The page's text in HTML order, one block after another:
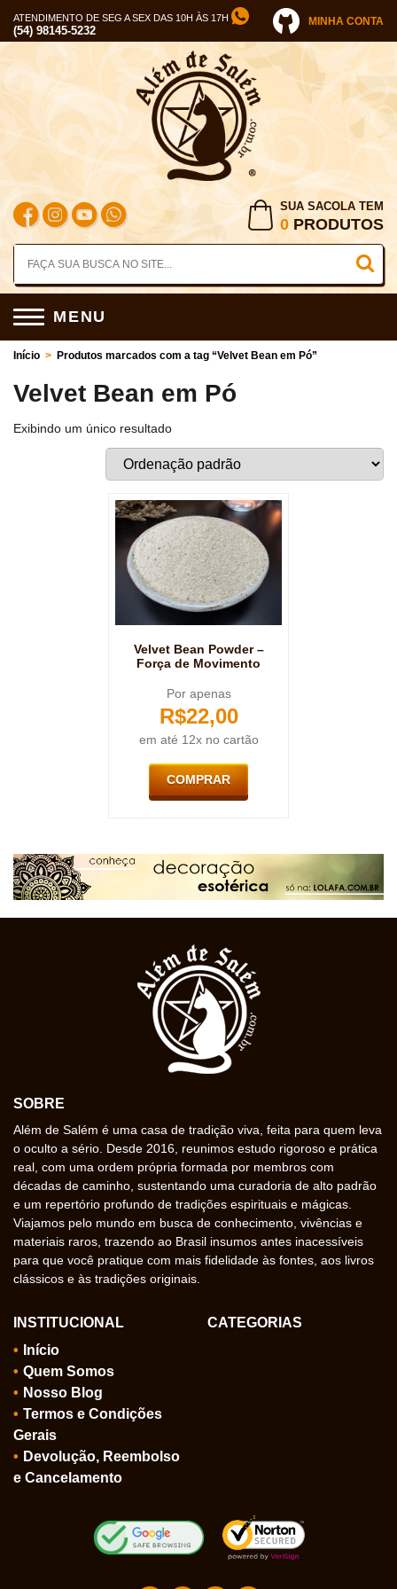
ATENDIMENTO DE SEG A SEX DAS 10H ÀS 17H
(54) 98145-5232
MINHA CONTA
SUA SACOLA TEM
0 PRODUTOS
MENU
Início > Produtos marcados com a tag “Velvet Bean em Pó”
Velvet Bean em Pó
Exibindo um único resultado
Velvet Bean Powder –
Força de Movimento
Por apenas
R$22,00
em até 12x no cartão
COMPRAR
SOBRE
Além de Salém é uma casa de tradição viva, feita para quem leva
o oculto a sério. Desde 2016, reunimos estudo rigoroso e prática
real, com uma ordem própria formada por membros com
décadas de caminho, sustentando uma curadoria de alto padrão
e um repertório profundo de tradições espirituais e mágicas.
Viajamos pelo mundo em busca de conhecimento, vivências e
materiais raros, trazendo ao Brasil insumos antes inacessíveis
para que você pratique com mais fidelidade às fontes, aos livros
clássicos e às tradições originais.
INSTITUCIONAL
Início
Quem Somos
Nosso Blog
Termos e Condições
Gerais
Devolução, Reembolso
e Cancelamento
CATEGORIAS